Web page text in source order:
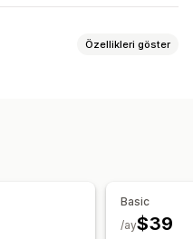
Özellikleri göster
önizleme
Basic
$39
/ay